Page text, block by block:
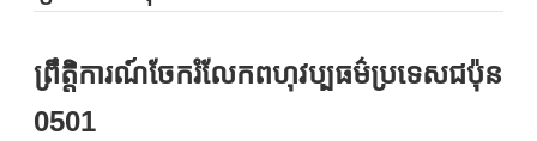
ព្រឹត្តិការណ៍ចែករំលែកពហុវប្បធម៌ប្រទេសជប៉ុន
0501